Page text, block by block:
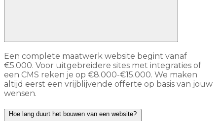
Een complete maatwerk website begint vanaf
€5.000. Voor uitgebreidere sites met integraties of
een CMS reken je op €8.000-€15.000. We maken
altijd eerst een vrijblijvende offerte op basis van jouw
wensen.
Hoe lang duurt het bouwen van een website?